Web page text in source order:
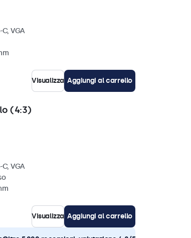
VGA
Visualizza Aggiungi al carrello
(4:3)
VGA
Visualizza Aggiungi al carrello